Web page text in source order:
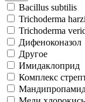
Bacillus subtilis
Trichoderma
Trichoderma
Дифеноконазол
Другое
Имидаклоприд
Комплекс